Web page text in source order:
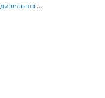
двигателя